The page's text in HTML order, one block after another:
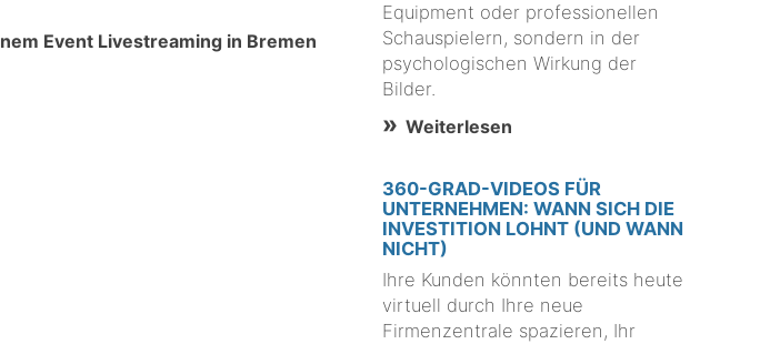
Event Livestreaming in Bremen
Equipment oder professionellen
Schauspielern, sondern in der
psychologischen Wirkung der
Bilder.
Weiterlesen
360-GRAD-VIDEOS FÜR
UNTERNEHMEN: WANN SICH DIE
INVESTITION LOHNT (UND WANN
NICHT)
Ihre Kunden könnten bereits heute
virtuell durch Ihre neue
Firmenzentrale spazieren, Ihr